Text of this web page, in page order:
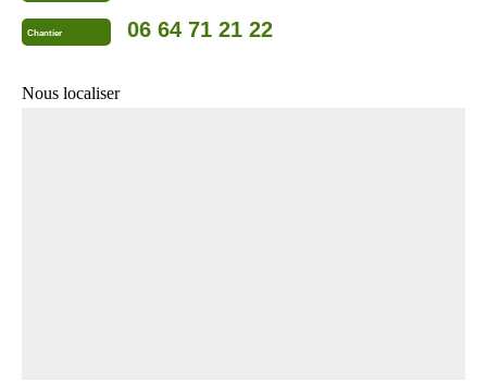
Chantier 06 64 71 21 22
Nous localiser